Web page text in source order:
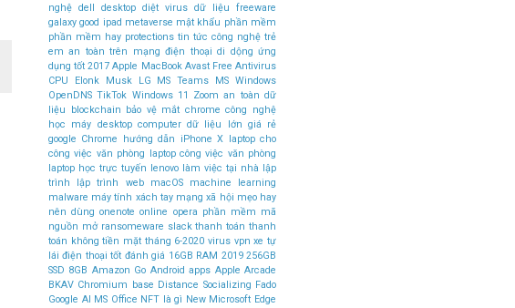
nghệ dell desktop diệt virus dữ liệu
freeware
galaxy good ipad metaverse mật khẩu phần mềm
phần mềm hay protections tin tức công nghệ trẻ
em an toàn trên mạng điện thoại di dộng ứng
dụng tốt 2017 Apple MacBook Avast Free Antivirus
CPU
Elonk Musk LG MS Teams
MS Windows
OpenDNS TikTok Windows 11 Zoom an toàn dữ
liệu
blockchain bảo vệ mắt chrome công nghệ
học máy desktop computer dữ liệu lớn giá rẻ
google Chrome
hướng dẫn iPhone X laptop cho
công việc văn phòng laptop công việc văn phòng
laptop học trực tuyến lenovo làm việc tại nhà lập
trình
lập trình web macOS
machine learning
malware máy tính xách tay mạng xã hội mẹo hay
nên dùng onenote online opera phần mềm mã
nguồn mở ransomeware slack thanh toán thanh
toán không tiền mặt tháng 6-2020 virus vpn xe tự
lái điện thoại tốt đánh giá 16GB RAM 2019 256GB
SSD 8GB Amazon Go Android apps Apple Arcade
BKAV Chromium base Distance Socializing Fado
Google AI MS Office NFT là gì New Microsoft Edge